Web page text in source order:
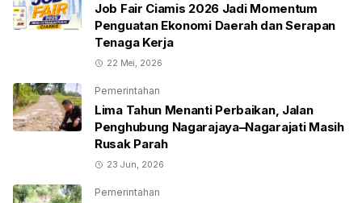
Job Fair Ciamis 2026 Jadi Momentum
Penguatan Ekonomi Daerah dan Serapan
Tenaga Kerja
22 Mei, 2026
Pemerintahan
Lima Tahun Menanti Perbaikan, Jalan
Penghubung Nagarajaya–Nagarajati Masih
Rusak Parah
23 Jun, 2026
Pemerintahan